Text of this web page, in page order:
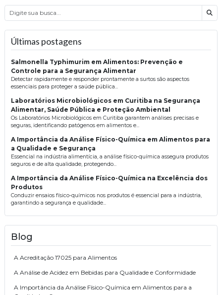
Últimas postagens
Salmonella Typhimurim em Alimentos: Prevenção e
Controle para a Segurança Alimentar
Detectar rapidamente e responder prontamente a surtos são aspectos
essenciais para proteger a saúde pública...
Laboratórios Microbiológicos em Curitiba na Segurança
Alimentar, Saúde Pública e Proteção Ambiental
Os Laboratórios Microbiológicos em Curitiba garantem análises precisas e
seguras, identificando patógenos em alimentos e...
A Importância da Análise Físico-Química em Alimentos para
a Qualidade e Segurança
Essencial na indústria alimentícia, a análise físico-química assegura produtos
seguros e de alta qualidade, protegendo...
A Importância da Análise Físico-Química na Excelência dos
Produtos
Conduzir ensaios físico-químicos nos produtos é essencial para a indústria,
garantindo a segurança e qualidade...
Blog
A Acreditação 17025 para Alimentos
A Análise de Acidez em Bebidas para Qualidade e Conformidade
A Importância da Análise Físico-Química em Alimentos para a